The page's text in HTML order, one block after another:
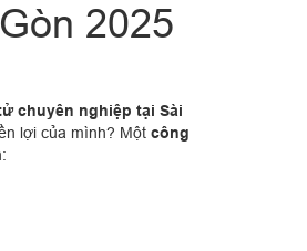
2025
chuyên nghiệp tại Sài
lợi của mình? Một công